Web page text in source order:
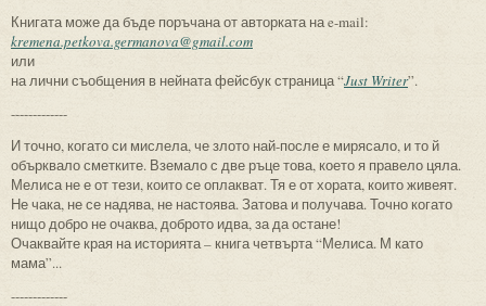
Книгата може да бъде поръчана от авторката на e-mail:
kremena.petkova.germanova@gmail.com
или
на лични съобщения в нейната фейсбук страница “Just Writer”.
-------------
И точно, когато си мислела, че злото най-после е мирясало, и то й
обърквало сметките. Вземало с две ръце това, което я правело цяла.
Мелиса не е от тези, които се оплакват. Тя е от хората, които живеят.
Не чака, не се надява, не настоява. Затова и получава. Точно когато
нищо добро не очаква, доброто идва, за да остане!
Очаквайте края на историята – книга четвърта “Мелиса. М като
мама”...
-------------